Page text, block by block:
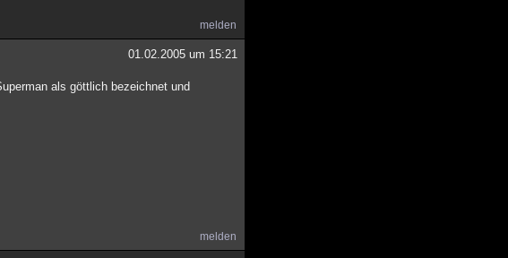
melden
01.02.2005 um 15:21
als göttlich bezeichnet und
melden